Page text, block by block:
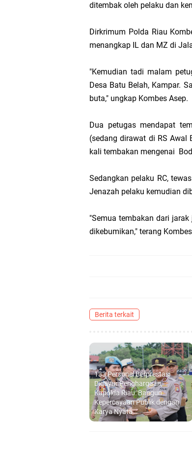
ditembak oleh pelaku dan
Dirkrimum Polda Riau
menangkap IL dan MZ di
"Kemudian tadi malam
Desa Batu Belah, Kampar.
buta," ungkap Kombes Asep.
Dua petugas mendapat
(sedang dirawat di RS
kali tembakan mengenai
Sedangkan pelaku RC,
Jenazah pelaku kemudian
"Semua tembakan dari
dikebumikan," terang
Berita terkait
133 Personel Berprestasi
Diguyur Penghargaan,
Kapolda Riau: Bangun
Kepercayaan Publik dengan
Karya Nyata